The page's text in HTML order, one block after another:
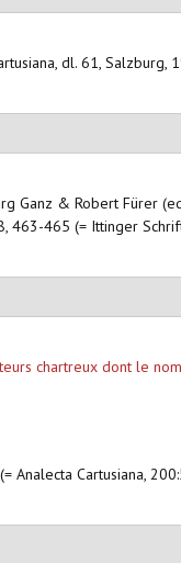
dl. 61, Salzburg,
Ganz & Robert Fürer
463-465 (= Ittinger
chartreux dont le
Analecta Cartusiana,